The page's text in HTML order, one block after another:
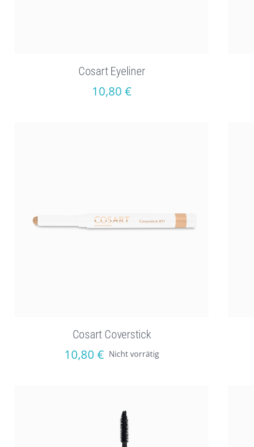
Cosart Eyeliner
10,80 €
Cosart Coverstick
10,80 € Nicht vorrätig